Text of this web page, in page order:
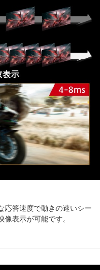
応答速度で動きの速いシー
表示が可能です。